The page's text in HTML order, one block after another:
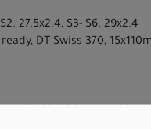
27.5x2.4, S3- S6: 29x2.4
DT Swiss 370,
S1-S2: 780 width,